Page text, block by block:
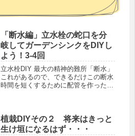
「断水編」立水栓の蛇口を分
岐してガーデンシンクをDIYし
よう！3-4回
立水栓DIY 最大の精神的難所「断水」
これがあるので、できるだけこの断水
時間を短くするために配管を作ったり
植栽DIYその２ 将来はきっと
生け垣になるはず・・・